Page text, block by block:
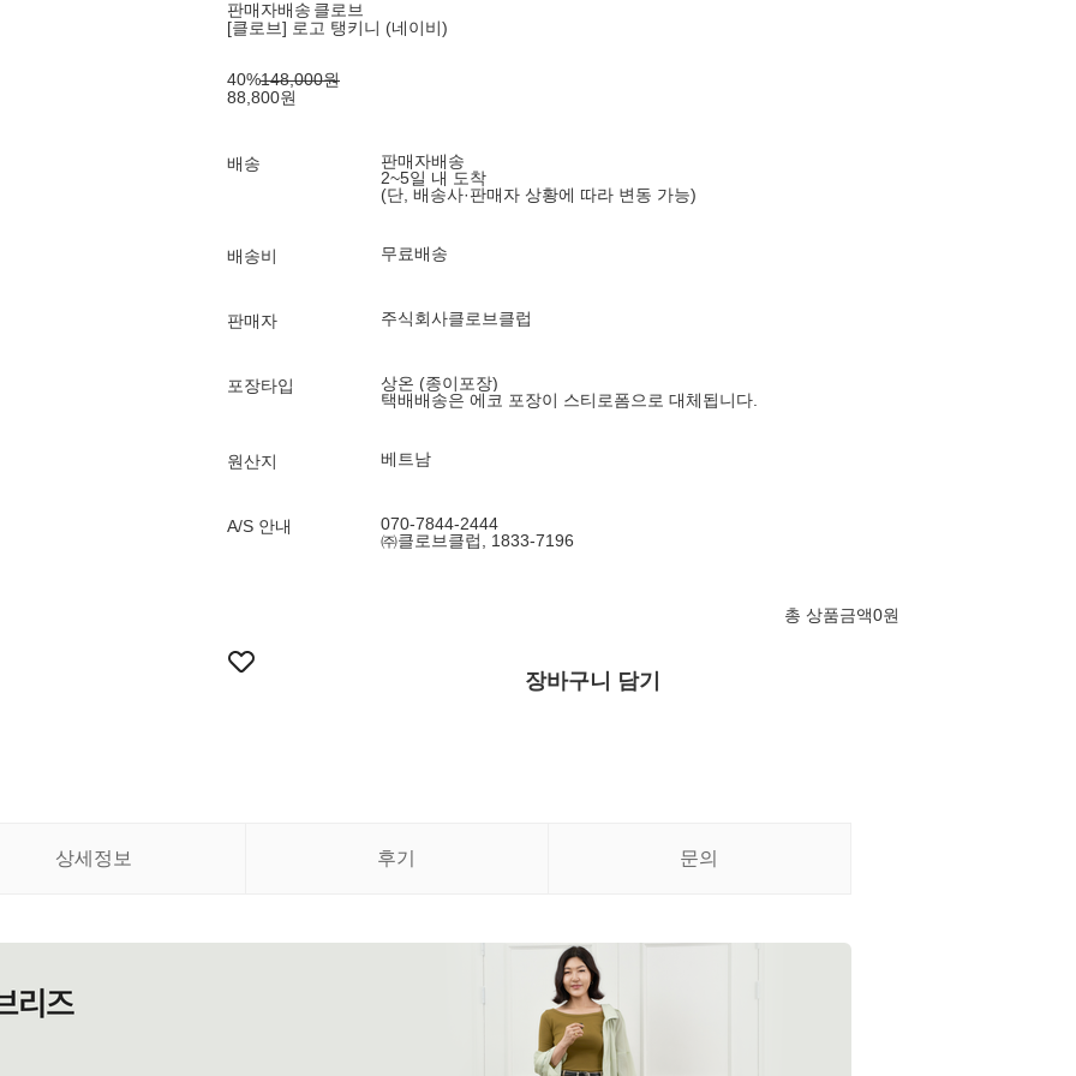
판매자배송 클로브
[클로브] 로고 탱키니 (네이비)
40%148,000원
88,800원
배송
판매자배송
2~5일 내 도착
(단, 배송사·판매자 상황에 따라 변동 가능)
배송비 무료배송
판매자 주식회사클로브클럽
포장타입
상온 (종이포장)
택배배송은 에코 포장이 스티로폼으로 대체됩니다.
원산지 베트남
A/S 안내
070-7844-2444
㈜클로브클럽, 1833-7196
총 상품금액0원
장바구니 담기
상세정보 후기 문의